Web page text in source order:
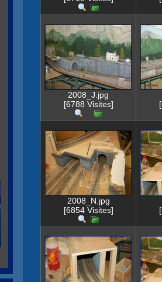
2008_J.jpg
[6788 Visites]
2008_N.jpg
[6854 Visites]